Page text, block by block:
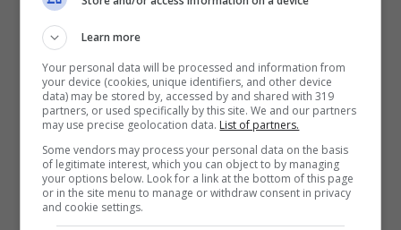
ponendo l’Italia all’avanguardia nella
modernizzazione delle infrastrutture
ferroviarie. L’obiettivo è chiaro: migliorare
l’esperienza utente, rendendo i viaggi non
solo un mezzo per spostarsi da un punto A a
un punto B, ma un’occasione per rimanere
connessi, produttivi, o semplicemente per
Learn more
Your personal data will be processed and information from
your device (cookies, unique identifiers, and other device
data) may be stored by, accessed by and shared with 319
partners, or used specifically by this site. We and our partners
may use precise geolocation data. List of partners.
Some vendors may process your personal data on the basis
of legitimate interest, which you can object to by managing
your options below. Look for a link at the bottom of this page
or in the site menu to manage or withdraw consent in privacy
and cookie settings.